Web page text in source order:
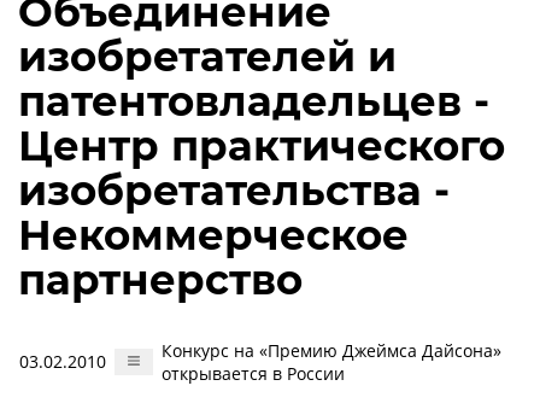
Объединение
изобретателей и
патентовладельцев -
Центр практического
изобретательства -
Некоммерческое
партнерство
03.02.2010
Конкурс на «Премию Джеймса Дайсона»
открывается в России